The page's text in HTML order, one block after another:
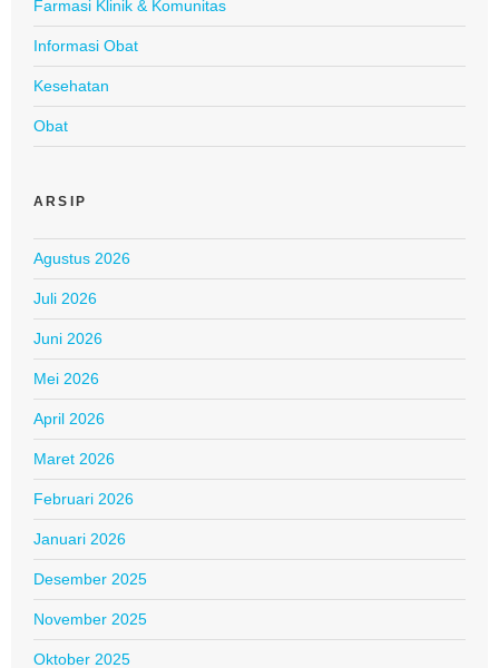
Farmasi Klinik & Komunitas
Informasi Obat
Kesehatan
Obat
ARSIP
Agustus 2026
Juli 2026
Juni 2026
Mei 2026
April 2026
Maret 2026
Februari 2026
Januari 2026
Desember 2025
November 2025
Oktober 2025